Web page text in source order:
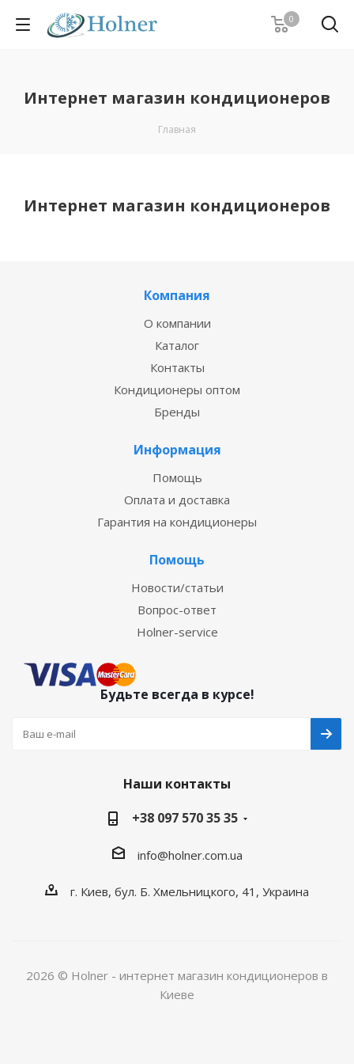
0
Интернет магазин кондиционеров
Главная
Интернет магазин кондиционеров
Компания
О компании
Каталог
Контакты
Кондиционеры оптом
Бренды
Информация
Помощь
Оплата и доставка
Гарантия на кондиционеры
Помощь
Новости/статьи
Вопрос-ответ
Holner-service
Будьте всегда в курсе!
Наши контакты
+38 097 570 35 35
info@holner.com.ua
г. Киев, бул. Б. Хмельницкого, 41, Украина
2026 © Holner - интернет магазин кондиционеров в
Киеве